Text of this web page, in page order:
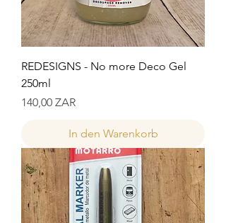
REDESIGNS - No more Deco Gel
250ml
Preis
140,00 ZAR
In den Warenkorb